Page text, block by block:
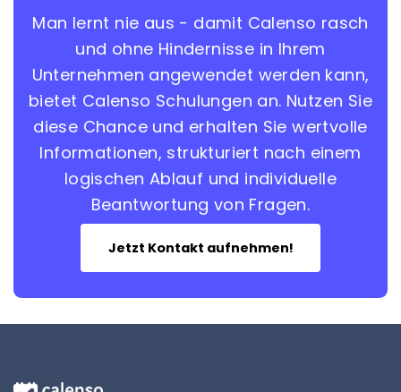
Man lernt nie aus - damit Calenso rasch
und ohne Hindernisse in Ihrem
Unternehmen angewendet werden kann,
bietet Calenso Schulungen an. Nutzen Sie
diese Chance und erhalten Sie wertvolle
Informationen, strukturiert nach einem
logischen Ablauf und individuelle
Beantwortung von Fragen.
Jetzt Kontakt aufnehmen!